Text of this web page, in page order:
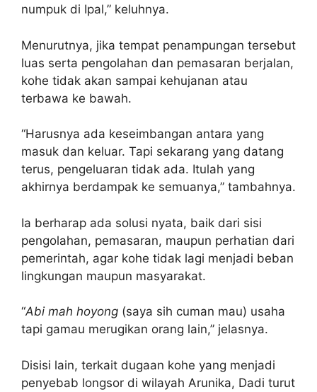
numpuk di Ipal,” keluhnya.
Menurutnya, jika tempat penampungan tersebut
luas serta pengolahan dan pemasaran berjalan,
kohe tidak akan sampai kehujanan atau
terbawa ke bawah.
“Harusnya ada keseimbangan antara yang
masuk dan keluar. Tapi sekarang yang datang
terus, pengeluaran tidak ada. Itulah yang
akhirnya berdampak ke semuanya,” tambahnya.
Ia berharap ada solusi nyata, baik dari sisi
pengolahan, pemasaran, maupun perhatian dari
pemerintah, agar kohe tidak lagi menjadi beban
lingkungan maupun masyarakat.
“Abi mah hoyong (saya sih cuman mau) usaha
tapi gamau merugikan orang lain,” jelasnya.
Disisi lain, terkait dugaan kohe yang menjadi
penyebab longsor di wilayah Arunika, Dadi turut